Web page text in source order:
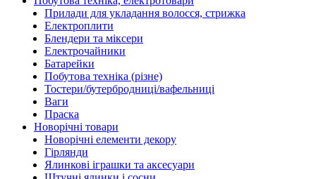
Прилади для укладання волосся, стрижка
Електроплити
Блендери та міксери
Електрочайники
Батарейки
Побутова техніка (різне)
Тостери/бутербродниці/вафельниці
Ваги
Праска
Новорічні товари
Новорічні елементи декору
Гірлянди
Ялинкові іграшки та аксесуари